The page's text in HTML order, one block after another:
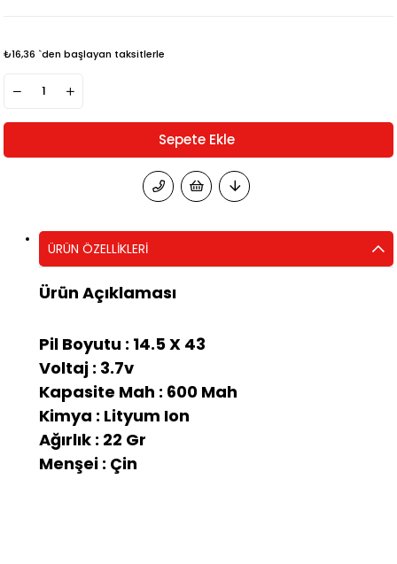
₺16,36 `den başlayan taksitlerle
ÜRÜN ÖZELLIKLERI
Ürün Açıklaması
Pil Boyutu : 14.5 X 43
Voltaj : 3.7v
Kapasite Mah : 600 Mah
Kimya : Lityum Ion
Ağırlık : 22 Gr
Menşei : Çin